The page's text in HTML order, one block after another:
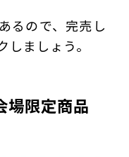
るので、完売し
ましょう。
場限定商品